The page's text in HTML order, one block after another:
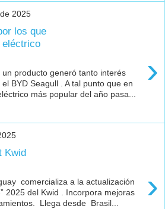
2025
los que
eléctrico
›
un producto generó tanto interés
BYD Seagull . A tal punto que en
más popular del año pasa...
Kwid
›
comercializa a la actualización
2025 del Kwid . Incorpora mejoras
Llega desde Brasil...